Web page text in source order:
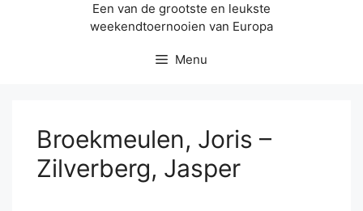
Een van de grootste en leukste
weekendtoernooien van Europa
Menu
Broekmeulen, Joris –
Zilverberg, Jasper